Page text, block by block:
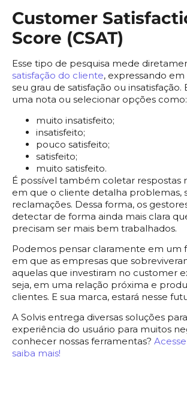
Customer
Score (CSAT)
Esse tipo de pesquisa mede
satisfação do cliente, expressando
seu grau de satisfação ou insatisfação.
uma nota ou selecionar opções como:
muito insatisfeito;
insatisfeito;
pouco satisfeito;
satisfeito;
muito satisfeito.
É possível também coletar respostas
em que o cliente detalha problemas,
reclamações. Dessa forma, os
detectar de forma ainda mais clara
precisam ser mais bem trabalhados.
Podemos pensar claramente em um
em que as empresas que
aquelas que investiram no customer
seja, em uma relação próxima e
clientes. E sua marca, estará nesse
A Solvis entrega diversas soluções
experiência do usuário para muitos
conhecer nossas ferramentas?
saiba mais!